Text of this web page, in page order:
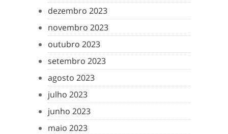
dezembro 2023
novembro 2023
outubro 2023
setembro 2023
agosto 2023
julho 2023
junho 2023
maio 2023